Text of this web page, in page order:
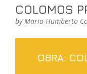
COLOMOS
by Mario Humberto
OBRA: